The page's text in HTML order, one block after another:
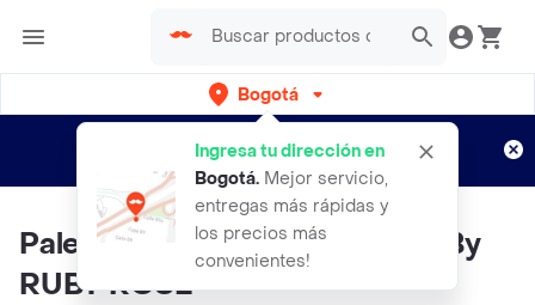
Bogotá
Ingresa tu dirección en
Bogotá. Mejor servicio,
entregas más rápidas y
los precios más
convenientes!
envíos gratis por semanas
Aplican TyC
Paleta De Sombras Soft Nude By
RUBY ROSE